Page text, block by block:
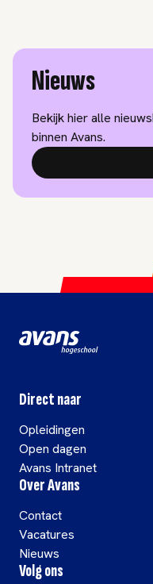
Nieuws
Bekijk hier alle
binnen Avans.
Direct naar
Opleidingen
Open dagen
Avans Intranet
Over Avans
Contact
Vacatures
Nieuws
Volg ons